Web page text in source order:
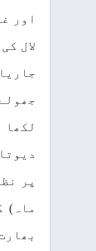
اور
لال
لکھا
پر
ماہ)